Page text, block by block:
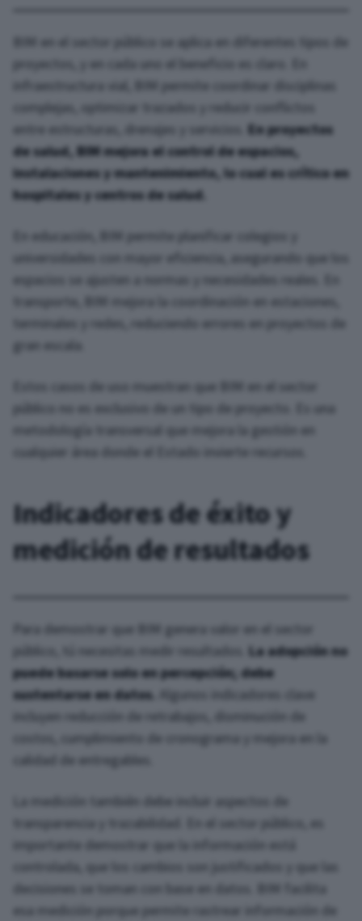
BIM en el sector público se aplica en diferentes tipos de
proyectos, y en cada uno el beneficio es claro. En
infraestructura vial, BIM permite coordinar disciplinas
complejas, optimizar trazados y reducir conflictos
entre estructuras, drenajes y servicios. En proyectos
de salud, BIM mejora el control de espacios,
instalaciones y mantenimiento, lo cual es crítico en
hospitales y centros de salud.
En educación, BIM permite planificar colegios y
universidades con mayor eficiencia, asegurando que los
espacios se ajusten a normas y necesidades reales. En
transporte, BIM mejora la coordinación en estaciones,
terminales y redes, reduciendo errores en proyectos de
gran escala.
Estos casos de uso muestran que BIM en el sector
público no es exclusivo de un tipo de proyecto. Es una
metodología transversal que mejora la gestión en
cualquier área donde el Estado invierte recursos.
Indicadores de éxito y
medición de resultados
Para demostrar que BIM genera valor en el sector
público, tú necesitas medir resultados. La adopción no
puede basarse solo en percepción; debe
sustentarse en datos.
Algunos indicadores clave
incluyen reducción de retrabajos, disminución de
costos, cumplimiento de cronograma y mejora en la
calidad de entregables.
La medición también debe incluir aspectos de
transparencia y trazabilidad. En el sector público, es
importante demostrar que la información está
controlada, que los cambios son justificados y que las
decisiones se toman con base en datos. BIM facilita
esa medición porque permite rastrear información de